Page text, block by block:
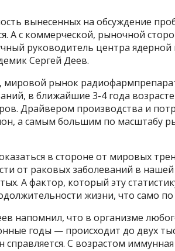
вынесенных на обсуждение
А с коммерческой, рыночной
руководитель центра
Сергей Деев.
мировой рынок
в ближайшие 3-4 года
Драйвером производства и
а самым большим по масштабу
в стороне от мировых
от раковых заболеваний в
А фактор, который эту
жизни, что само по
напомнил, что в организме
годы — происходит до двух
С возрастом иммунная